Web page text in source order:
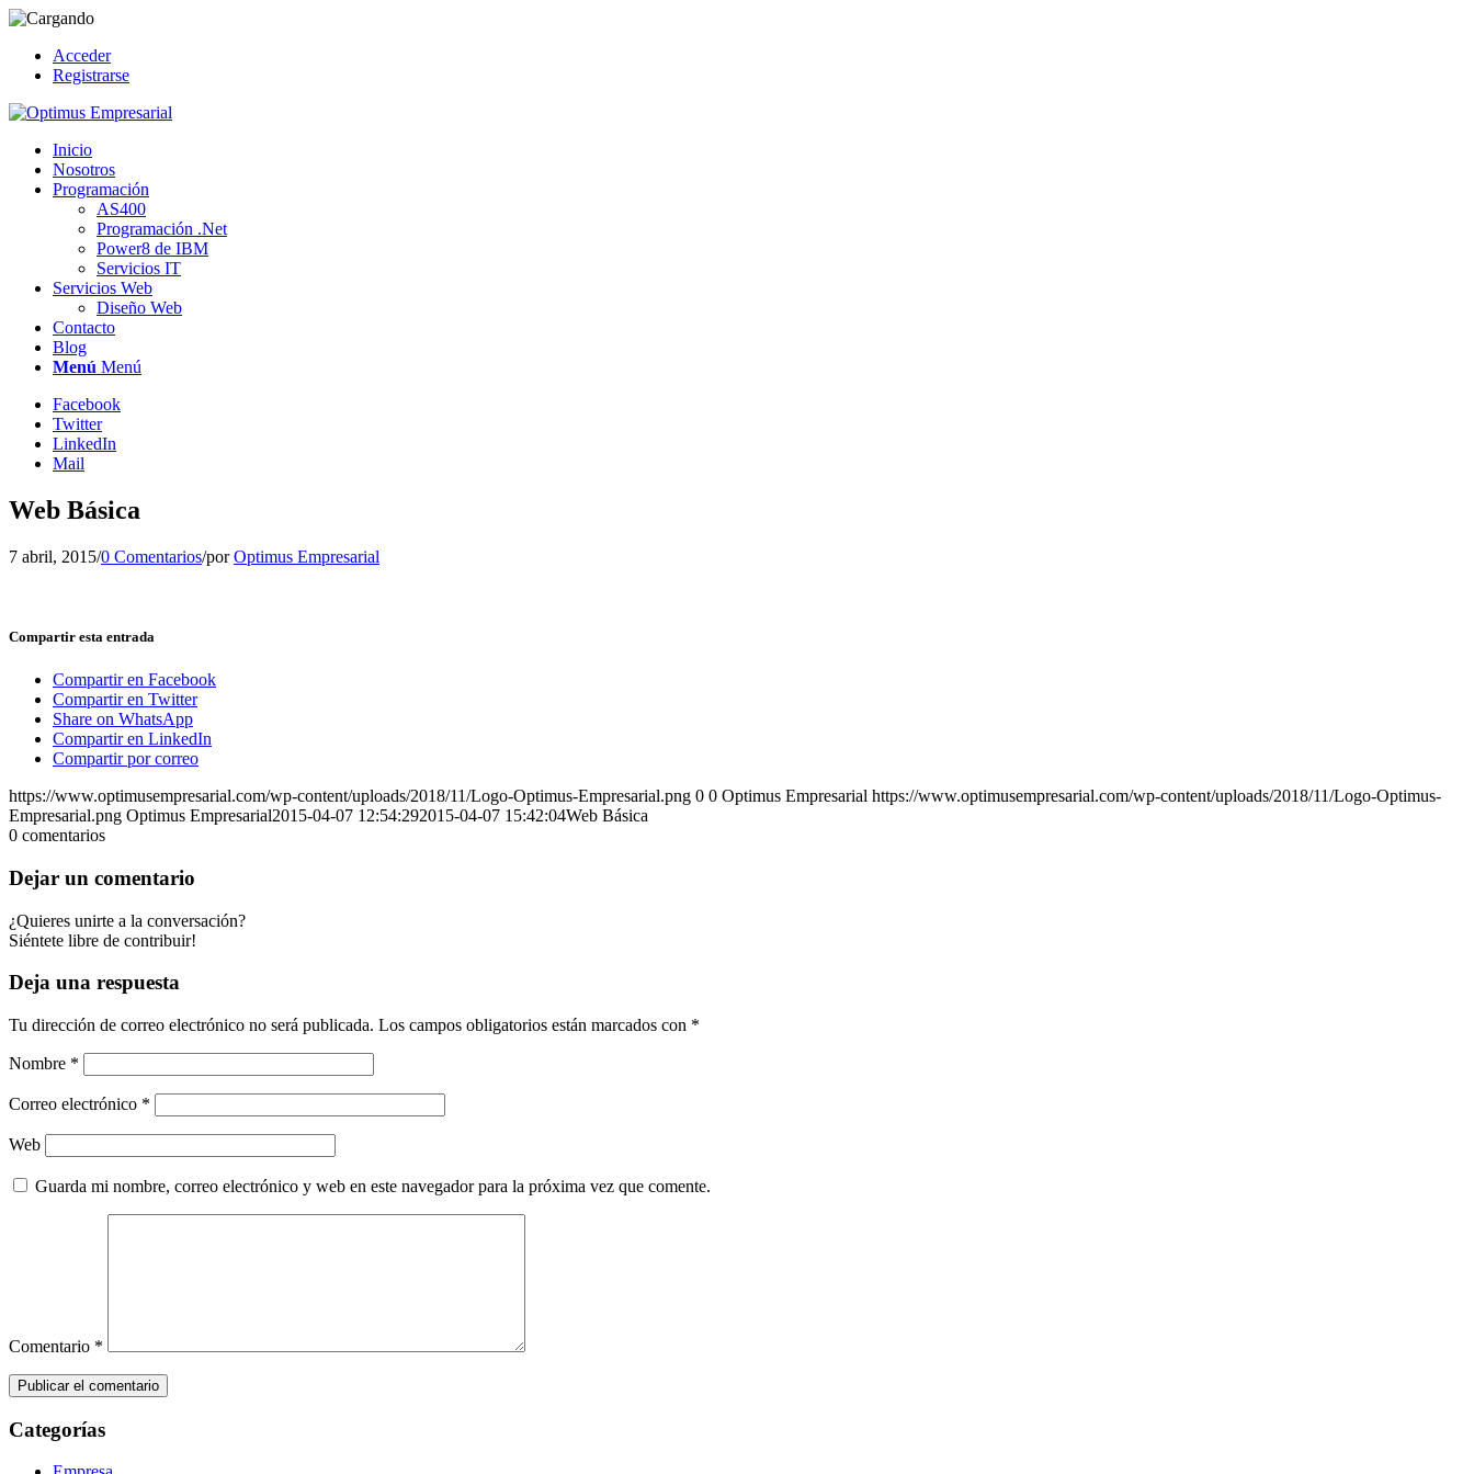
Acceder
Registrarse
Inicio
Nosotros
Programación
AS400
Programación .Net
Power8 de IBM
Servicios IT
Servicios Web
Diseño Web
Contacto
Blog
Menú Menú
Facebook
Twitter
LinkedIn
Mail
Web Básica
7 abril, 2015/0 Comentarios/porOptimus Empresarial
Compartir esta entrada
Compartir en Facebook
Compartir en Twitter
Share on WhatsApp
Compartir en LinkedIn
Compartir por correo
https://www.optimusempresarial.com/wp-content/uploads/2018/11/Logo-Optimus-Empresarial.png 0 0 Optimus Empresarial https://www.optimusempresarial.com/wp-content/uploads/2018/11/Logo-Optimus-
Empresarial.png Optimus Empresarial2015-04-07 12:54:292015-04-07 15:42:04Web Básica
0 comentarios
Dejar un comentario
¿Quieres unirte a la conversación?
Siéntete libre de contribuir!
Deja una respuesta
Tu dirección de correo electrónico no será publicada. Los campos obligatorios están marcados con *
Nombre *
Correo electrónico *
Web
Guarda mi nombre, correo electrónico y web en este navegador para la próxima vez que comente.
Comentario *
Categorías